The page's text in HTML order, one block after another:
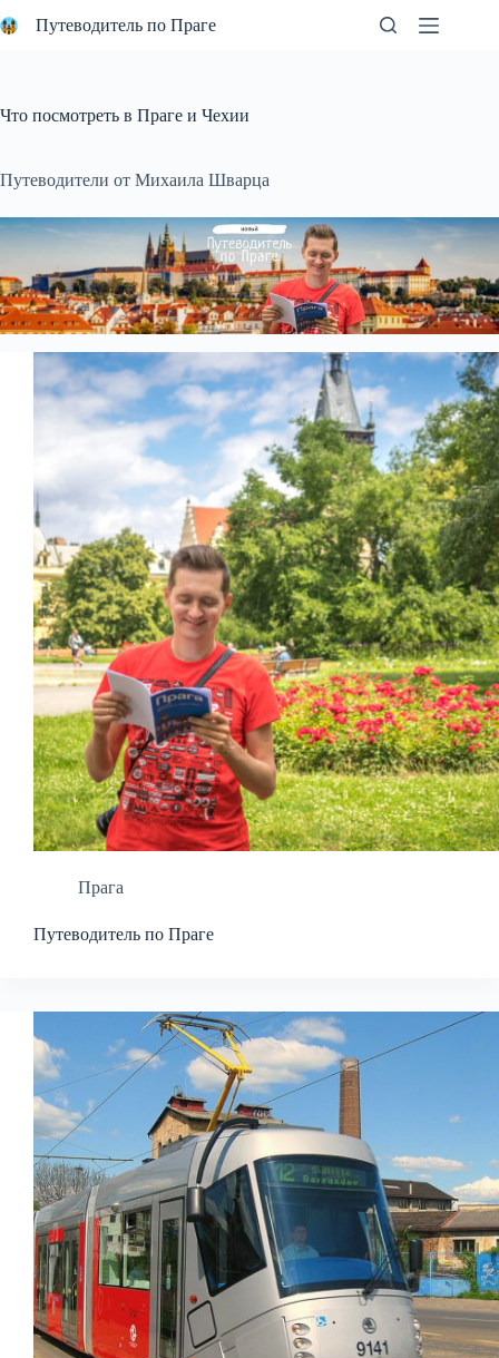
к
Путеводитель по Праге
Что посмотреть в Праге и Чехии
Путеводители от Михаила Шварца
Прага
Путеводитель по Праге